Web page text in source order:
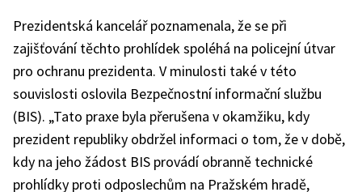
Prezidentská kancelář poznamenala, že se při
zajišťování těchto prohlídek spoléhá na policejní útvar
pro ochranu prezidenta. V minulosti také v této
souvislosti oslovila Bezpečnostní informační službu
(BIS). „Tato praxe byla přerušena v okamžiku, kdy
prezident republiky obdržel informaci o tom, že v době,
kdy na jeho žádost BIS provádí obranně technické
prohlídky proti odposlechům na Pražském hradě,